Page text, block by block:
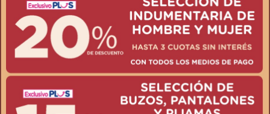
tareas de
mantenimiento para
evitar inundaciones